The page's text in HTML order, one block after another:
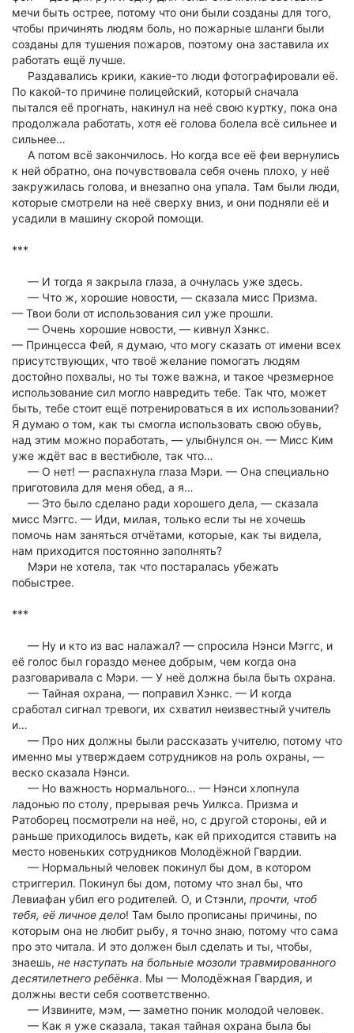
мечи быть острее, потому что они были созданы для того,
чтобы причинять людям боль, но пожарные шланги были
созданы для тушения пожаров, поэтому она заставила их
работать ещё лучше.
Раздавались крики, какие-то люди фотографировали её.
По какой-то причине полицейский, который сначала
пытался её прогнать, накинул на неё свою куртку, пока она
продолжала работать, хотя её голова болела всё сильнее и
сильнее…
А потом всё закончилось. Но когда все её феи вернулись
к ней обратно, она почувствовала себя очень плохо, у неё
закружилась голова, и внезапно она упала. Там были люди,
которые смотрели на неё сверху вниз, и они подняли её и
усадили в машину скорой помощи.
***
— И тогда я закрыла глаза, а очнулась уже здесь.
— Что ж, хорошие новости, — сказала мисс Призма.
— Твои боли от использования сил уже прошли.
— Очень хорошие новости, — кивнул Хэнкс.
— Принцесса Фей, я думаю, что могу сказать от имени всех
присутствующих, что твоё желание помогать людям
достойно похвалы, но ты тоже важна, и такое чрезмерное
использование сил могло навредить тебе. Так что, может
быть, тебе стоит ещё потренироваться в их использовании?
Я думаю о том, как ты смогла использовать свою обувь,
над этим можно поработать, — улыбнулся он. — Мисс Ким
уже ждёт вас в вестибюле, так что…
— О нет! — распахнула глаза Мэри. — Она специально
приготовила для меня обед, а я…
— Это было сделано ради хорошего дела, — сказала
мисс Мэггс. — Иди, милая, только если ты не хочешь
помочь нам заняться отчётами, которые, как ты видела,
нам приходится постоянно заполнять?
Мэри не хотела, так что постаралась убежать
побыстрее.
***
— Ну и кто из вас налажал? — спросила Нэнси Мэггс, и
её голос был гораздо менее добрым, чем когда она
разговаривала с Мэри. — У неё должна была быть охрана.
— Тайная охрана, — поправил Хэнкс. — И когда
сработал сигнал тревоги, их схватил неизвестный учитель
и…
— Про них должны были рассказать учителю, потому что
именно мы утверждаем сотрудников на роль охраны, —
веско сказала Нэнси.
— Но важность нормального… — Нэнси хлопнула
ладонью по столу, прерывая речь Уилкса. Призма и
Ратоборец посмотрели на неё, но, с другой стороны, ей и
раньше приходилось видеть, как ей приходится ставить на
место новеньких сотрудников Молодёжной Гвардии.
— Нормальный человек покинул бы дом, в котором
стриггерил. Покинул бы дом, потому что знал бы, что
Левиафан убил его родителей. О, и Стэнли, прочти, чтоб
тебя, её личное дело! Там было прописаны причины, по
которым она не любит рыбу, я точно знаю, потому что сама
про это читала. И это должен был сделать и ты, чтобы,
знаешь, не наступать на больные мозоли травмированного
десятилетнего ребёнка. Мы — Молодёжная Гвардия, и
должны вести себя соответственно.
— Извините, мэм, — заметно поник молодой человек.
— Как я уже сказала, такая тайная охрана была бы